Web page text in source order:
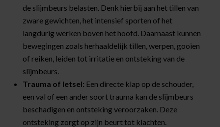
de slijmbeurs belasten. Denk hierbij aan het tillen van
zware gewichten, het intensief sporten of het
langdurig werken boven het hoofd. Daarnaast kunnen
bewegingen zoals herhaaldelijk tillen, werpen, gooien
of reiken, leiden tot irritatie en ontsteking van de
slijmbeurs.
Trauma of letsel: Een directe klap op de schouder,
een val of een ander soort trauma kan de slijmbeurs
beschadigen en ontsteking veroorzaken. Deze
ontsteking zorgt op zijn beurt tot klachten.